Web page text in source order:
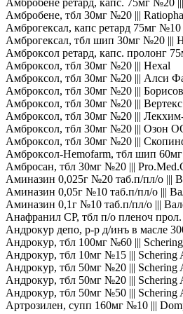
Амбробене, тбл 30мг №20 |||
Амброгексал, капс ретард 75мг №10
Амброгексал, тбл шип 30мг №20 |||
Амброксол ретард, капс. пролонг
Амброксол, тбл 30мг №20 ||| Hexal
Амброксол, тбл 30мг №20 ||| Алси
Амброксол, тбл 30мг №20 |||
Амброксол, тбл 30мг №20 |||
Амброксол, тбл 30мг №20 |||
Амброксол, тбл 30мг №20 ||| Озон
Амброксол, тбл 30мг №20 |||
Амброксол-Hemofarm, тбл шип
Амбросан, тбл 30мг №20 |||
Аминазин 0,025г №20 таб.п/пл/о |||
Аминазин 0,05г №10 таб.п/пл/о |||
Аминазин 0,1г №10 таб.п/пл/о |||
Анафранил СР, тбл п/о пленоч
Андрокур депо, р-р д/инъ в масле
Андрокур, тбл 100мг №60 |||
Андрокур, тбл 10мг №15 ||| Schering
Андрокур, тбл 50мг №20 ||| Schering
Андрокур, тбл 50мг №20 ||| Schering
Андрокур, тбл 50мг №50 ||| Schering
Артрозилен, супп 160мг №10 |||